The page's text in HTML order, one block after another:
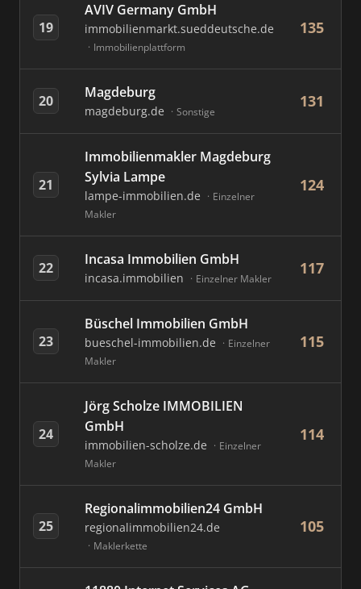
19
AVIV Germany GmbH
immobilienmarkt.sueddeutsche.de
Immobilienplattform
135
20 Magdeburg
magdeburg.de Sonstige
131
21
Immobilienmakler Magdeburg
Sylvia Lampe
lampe-immobilien.de
Einzelner
Makler
124
22 Incasa Immobilien GmbH
incasa.immobilien Einzelner Makler
117
23
Büschel Immobilien GmbH
bueschel-immobilien.de
Einzelner
Makler
115
24
Jörg Scholze IMMOBILIEN
GmbH
immobilien-scholze.de
Einzelner
Makler
114
25
Regionalimmobilien24 GmbH
regionalimmobilien24.de
Maklerkette
105